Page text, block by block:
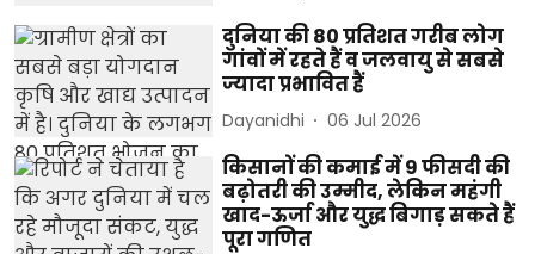
दुनिया की 80 प्रतिशत गरीब लोग
गांवों में रहते हैं व जलवायु से सबसे
ज्यादा प्रभावित हैं
Dayanidhi 06 Jul 2026
किसानों की कमाई में 9 फीसदी की
बढ़ोतरी की उम्मीद, लेकिन महंगी
खाद-ऊर्जा और युद्ध बिगाड़ सकते हैं
पूरा गणित